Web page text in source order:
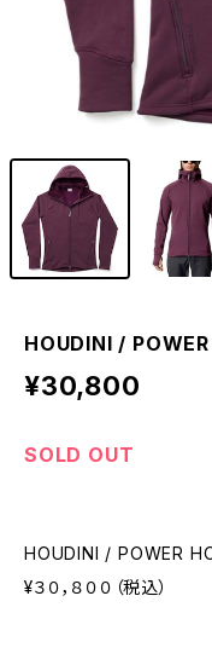
HOUDINI / POWER
¥30,800
SOLD OUT
HOUDINI / POWER
¥３０，８００（税込）